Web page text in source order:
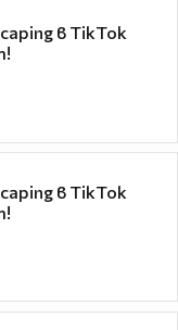
в TikTok
в TikTok